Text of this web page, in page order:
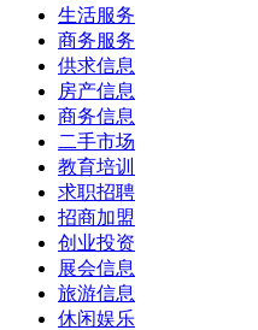
生活服务
商务服务
供求信息
房产信息
商务信息
二手市场
教育培训
求职招聘
招商加盟
创业投资
展会信息
旅游信息
休闲娱乐